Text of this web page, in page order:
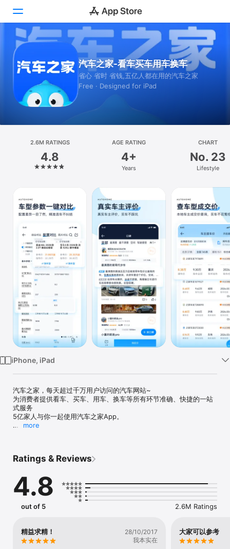
Games
Apps
Vision
Watch
汽车之家-看车买车用车换车
省心 省时 省钱,五亿人都在用的汽车之家
Free · Designed for iPad
2.6M RATINGS
4.8
AGE RATING
4+
Years
CHART
No. 23
Lifestyle
iPhone, iPad
汽车之家，每天超过千万用户访问的汽车网站~
为消费者提供看车、买车、用车、换车等所有环节准确、快捷的一站
式服务
5亿家人与你一起使用汽车之家App。
前沿技术引领潮流 — 以科技驱动，以产品为核心，为用户提供更优体
选车买车便宜放心 — 拥有上万家4S店，致力为消费者提供及时、全
面、准确的价格信息。
【专业内容 更快更全】
【上亿网友 互动聊车】
1、火热汽车论坛-全面覆盖各个车系、品牌、地区，应有尽有
more
Ratings & Reviews
4.8
out of 5 2.6M Ratings
精益求精！
28/10/2017
我本实在
大家可以参考